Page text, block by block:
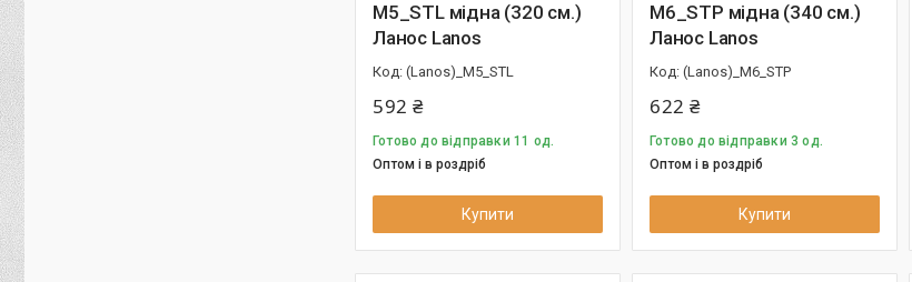
M5_STL мідна (320 см.)
Ланос Lanos
(Lanos)_M5_STL
592 ₴
Готово до відправки 11 од.
Оптом і в роздріб
Купити
M6_STP мідна (340 см.)
Ланос Lanos
(Lanos)_M6_STP
622 ₴
Готово до відправки 3 од.
Оптом і в роздріб
Купити